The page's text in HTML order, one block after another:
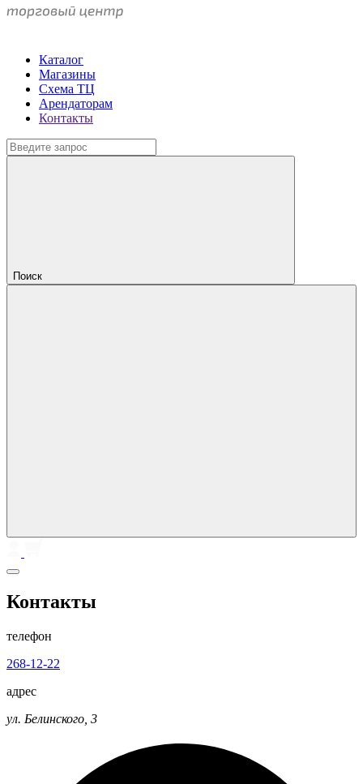
Каталог
Магазины
Схема ТЦ
Арендаторам
Контакты
Поиск
Контакты
телефон
268-12-22
адрес
ул. Белинского, 3